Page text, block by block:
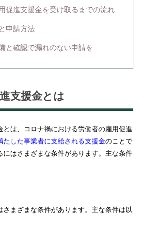
促進支援金を受け取るまでの流れ
申請方法
と確認で漏れのない申請を
支援金とは
とは、コロナ禍における労働者の雇用促進
たした事業者に支給される支援金のことで
にはさまざまな条件があります。主な条件
さまざまな条件があります。主な条件は以